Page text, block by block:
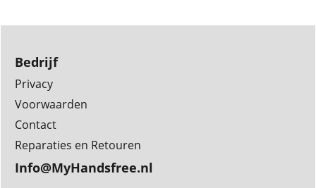
Bedrijf
Privacy
Voorwaarden
Contact
Reparaties en Retouren
Info@MyHandsfree.nl